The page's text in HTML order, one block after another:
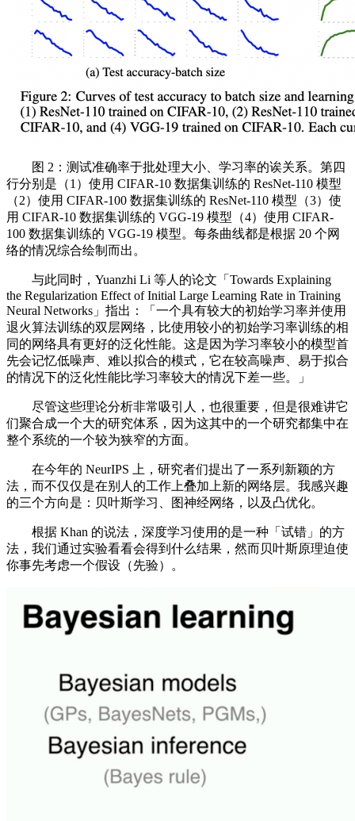
图 2：测试准确率于批处理大小、学习率的诶关系。第四
行分别是（1）使用 CIFAR-10 数据集训练的 ResNet-110 模型
（2）使用 CIFAR-100 数据集训练的 ResNet-110 模型（3）使
用 CIFAR-10 数据集训练的 VGG-19 模型（4）使用 CIFAR-
100 数据集训练的 VGG-19 模型。每条曲线都是根据 20 个网
络的情况综合绘制而出。
与此同时，Yuanzhi Li 等人的论文「Towards Explaining
the Regularization Effect of Initial Large Learning Rate in Training
Neural Networks」指出：「一个具有较大的初始学习率并使用
退火算法训练的双层网络，比使用较小的初始学习率训练的相
同的网络具有更好的泛化性能。这是因为学习率较小的模型首
先会记忆低噪声、难以拟合的模式，它在较高噪声、易于拟合
的情况下的泛化性能比学习率较大的情况下差一些。」
尽管这些理论分析非常吸引人，也很重要，但是很难讲它
们聚合成一个大的研究体系，因为这其中的一个研究都集中在
整个系统的一个较为狭窄的方面。
在今年的 NeurIPS 上，研究者们提出了一系列新颖的方
法，而不仅仅是在别人的工作上叠加上新的网络层。我感兴趣
的三个方向是：贝叶斯学习、图神经网络，以及凸优化。
根据 Khan 的说法，深度学习使用的是一种「试错」的方
法，我们通过实验看看会得到什么结果，然而贝叶斯原理迫使
你事先考虑一个假设（先验）。